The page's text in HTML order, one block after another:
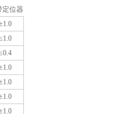
定位器